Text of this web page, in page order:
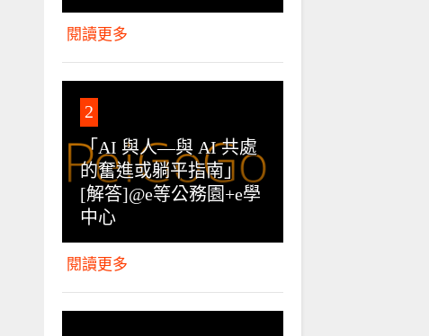
閱讀更多
2
「AI 與人—與 AI 共處
的奮進或躺平指南」
[解答]@e等公務園+e學
中心
閱讀更多